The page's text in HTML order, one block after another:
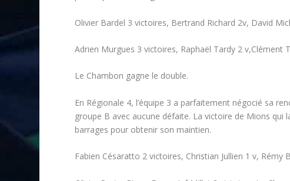
Olivier Bardel 3 victoires, Bertrand Richard 2v, David
Adrien Murgues 3 victoires, Raphaël Tardy 2 v,Clément
Le Chambon gagne le double.
En Régionale 4, l’équipe 3 a parfaitement négocié sa
groupe B avec aucune défaite. La victoire de Mions
barrages pour obtenir son maintien.
Fabien Césaratto 2 victoires, Christian Jullien 1 v, Rémy